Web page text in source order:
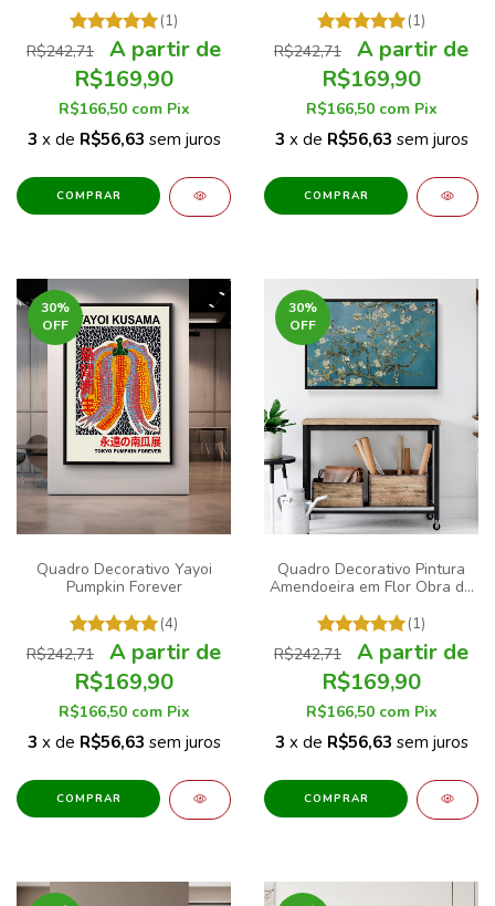
(1)
R$242,71
R$169,90
R$166,50 com Pix
3 x de R$56,63 sem juros
COMPRAR
(1)
R$242,71
R$169,90
R$166,50 com Pix
3 x de R$56,63 sem juros
COMPRAR
30%
OFF
Quadro Decorativo Yayoi
Pumpkin Forever
(4)
R$242,71
R$169,90
R$166,50 com Pix
3 x de R$56,63 sem juros
COMPRAR
30%
OFF
Quadro Decorativo Pintura
Amendoeira em Flor Obra do
(1)
R$242,71
R$169,90
R$166,50 com Pix
3 x de R$56,63 sem juros
COMPRAR